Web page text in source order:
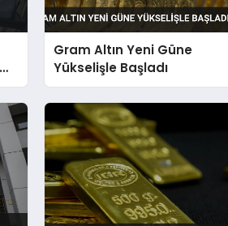
Gram Altın Yeni Güne
Yükselişle Başladı